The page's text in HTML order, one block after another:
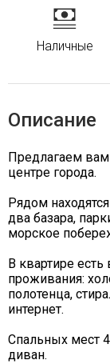
Наличные
Описание
Предлагаем
центре города.
Рядом
два базара,
морское
В квартире
проживания:
полотенца,
интернет.
Спальных мест
диван.